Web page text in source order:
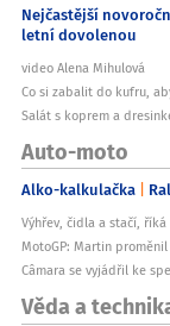
Nejčastější
letní dovolenou
video Alena Mihulová
Co si zabalit do kufru,
Salát s koprem a
Auto-moto
Alko-kalkulačka
Výhřev, čidla a stačí,
MotoGP: Martin
Câmara se vyjádřil ke
Věda a